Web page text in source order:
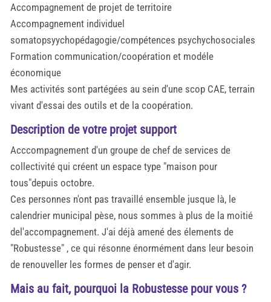
Accompagnement de projet de territoire
Accompagnement individuel
somatopsyychopédagogie/compétences psychychosociales
Formation communication/coopération et modéle
économique
Mes activités sont partégées au sein d'une scop CAE, terrain
vivant d'essai des outils et de la coopération.
Description de votre projet support
Acccompagnement d'un groupe de chef de services de
collectivité qui créent un espace type "maison pour
tous"depuis octobre.
Ces personnes n'ont pas travaillé ensemble jusque là, le
calendrier municipal pèse, nous sommes à plus de la moitié
del'accompagnement. J'ai déjà amené des élements de
"Robustesse" , ce qui résonne énormément dans leur besoin
de renouveller les formes de penser et d'agir.
Mais au fait, pourquoi la Robustesse pour vous ?